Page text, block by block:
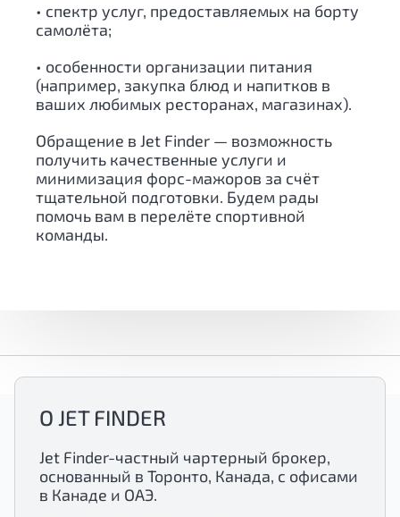
• спектр услуг, предоставляемых на борту
самолёта;
• особенности организации питания
(например, закупка блюд и напитков в
ваших любимых ресторанах, магазинах).
Обращение в Jet Finder — возможность
получить качественные услуги и
минимизация форс-мажоров за счёт
тщательной подготовки. Будем рады
помочь вам в перелёте спортивной
команды.
О JET FINDER
Jet Finder-частный чартерный брокер,
основанный в Торонто, Канада, с офисами
в Канаде и ОАЭ.